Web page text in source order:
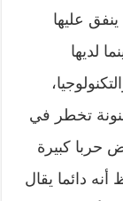
عليها
لديها
تخطر في
حربا كبيرة
دائما يقال